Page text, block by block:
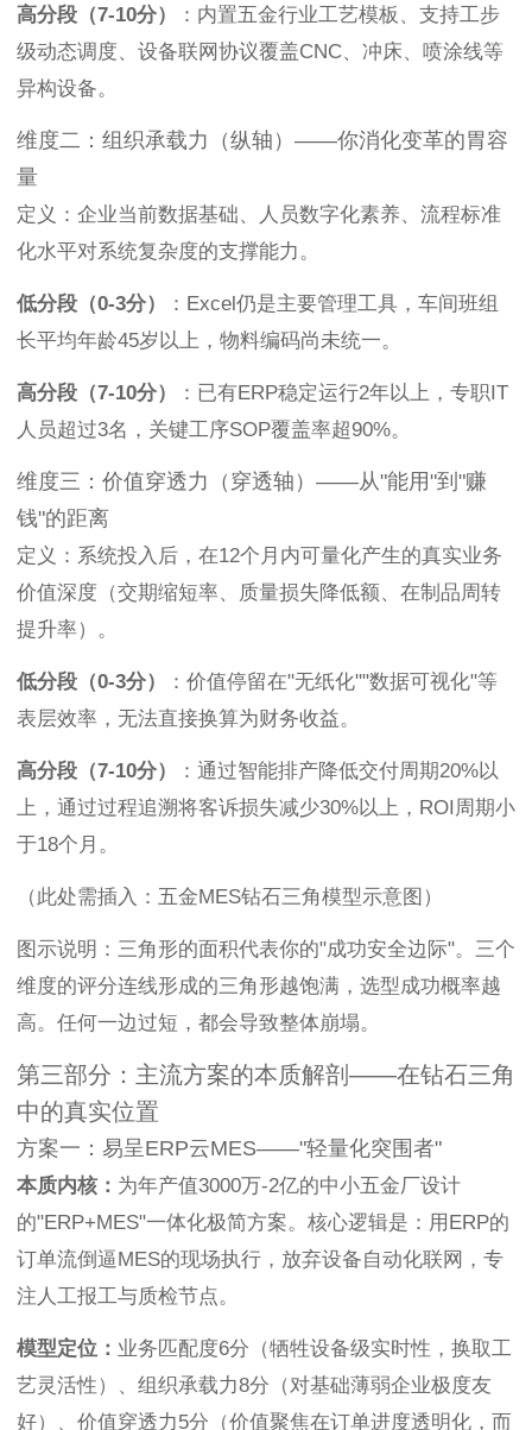
高分段（7-10分）
：内置五金行业工艺模板、支持工步
级动态调度、设备联网协议覆盖CNC、冲床、喷涂线等
异构设备。
维度二：组织承载力（纵轴）——你消化变革的胃容
量
定义：企业当前数据基础、人员数字化素养、流程标准
化水平对系统复杂度的支撑能力。
低分段（0-3分）
：Excel仍是主要管理工具，车间班组
长平均年龄45岁以上，物料编码尚未统一。
高分段（7-10分）
：已有ERP稳定运行2年以上，专职IT
人员超过3名，关键工序SOP覆盖率超90%。
维度三：价值穿透力（穿透轴）——从"能用"到"赚
钱"的距离
定义：系统投入后，在12个月内可量化产生的真实业务
价值深度（交期缩短率、质量损失降低额、在制品周转
提升率）。
低分段（0-3分）
：价值停留在"无纸化""数据可视化"等
表层效率，无法直接换算为财务收益。
高分段（7-10分）
：通过智能排产降低交付周期20%以
上，通过过程追溯将客诉损失减少30%以上，ROI周期小
于18个月。
（此处需插入：五金MES钻石三角模型示意图）
图示说明：三角形的面积代表你的"成功安全边际"。三个
维度的评分连线形成的三角形越饱满，选型成功概率越
高。任何一边过短，都会导致整体崩塌。
第三部分：主流方案的本质解剖——在钻石三角
中的真实位置
方案一：易呈ERP云MES——"轻量化突围者"
本质内核： 为年产值3000万-2亿的中小五金厂设计
的"ERP+MES"一体化极简方案。核心逻辑是：用ERP的
订单流倒逼MES的现场执行，放弃设备自动化联网，专
注人工报工与质检节点。
模型定位： 业务匹配度6分（牺牲设备级实时性，换取工
艺灵活性）、组织承载力8分（对基础薄弱企业极度友
好）、价值穿透力5分（价值聚焦在订单进度透明化，而